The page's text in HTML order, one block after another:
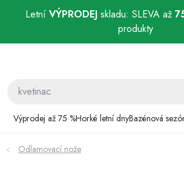
Letní VÝPRODEJskladu: SLEVA až
produkty
Výprodej až 75 %Horké letní dnyBazénová
Bazénová sezóna
Zahrada
Odlamovací nože